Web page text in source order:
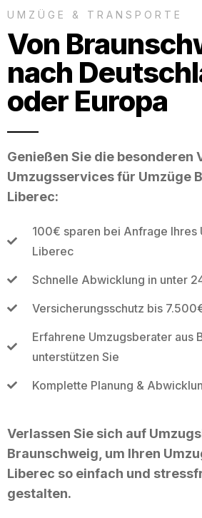
UMZÜGE & TRANSPORTE
Von
nach
oder Europa
Genießen Sie die besonderen
Umzugsservices für Umzüge
Liberec:
100€ sparen bei Anfrage Ihres
Liberec
Schnelle Abwicklung in unter
Versicherungsschutz bis
Erfahrene Umzugsberater aus
unterstützen Sie
Komplette Planung &
Verlassen Sie sich auf
Braunschweig, um Ihren
Liberec so einfach und
gestalten.